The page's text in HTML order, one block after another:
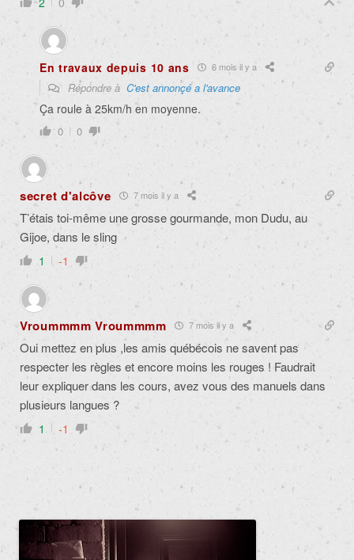
En travaux depuis 10 ans 6 mois il y a
Répondre à C'est annonçé a l'avance
Ça roule à 25km/h en moyenne.
0 0
secret d'alcôve 7 mois il y a
T’étais toi-même une grosse gourmande, mon Dudu, au
Gijoe, dans le sling
1 -1
Vroummmm Vroummmm 7 mois il y a
Oui mettez en plus ,les amis québécois ne savent pas
respecter les règles et encore moins les rouges ! Faudrait
leur expliquer dans les cours, avez vous des manuels dans
plusieurs langues ?
1 -1